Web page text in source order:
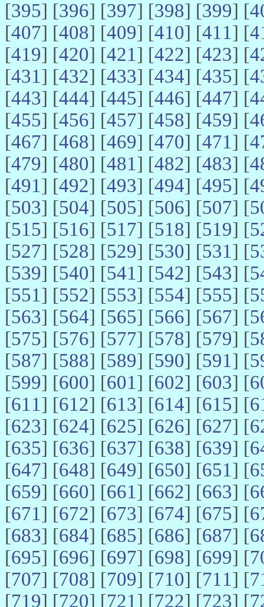
[395] [396] [397] [398] [399] [
[407] [408] [409] [410] [411] [
[419] [420] [421] [422] [423] [
[431] [432] [433] [434] [435] [
[443] [444] [445] [446] [447] [
[455] [456] [457] [458] [459] [
[467] [468] [469] [470] [471] [
[479] [480] [481] [482] [483] [
[491] [492] [493] [494] [495] [
[503] [504] [505] [506] [507] [
[515] [516] [517] [518] [519] [
[527] [528] [529] [530] [531] [
[539] [540] [541] [542] [543] [
[551] [552] [553] [554] [555] [
[563] [564] [565] [566] [567] [
[575] [576] [577] [578] [579] [
[587] [588] [589] [590] [591] [
[599] [600] [601] [602] [603] [
[611] [612] [613] [614] [615] [
[623] [624] [625] [626] [627] [
[635] [636] [637] [638] [639] [
[647] [648] [649] [650] [651] [
[659] [660] [661] [662] [663] [
[671] [672] [673] [674] [675] [
[683] [684] [685] [686] [687] [
[695] [696] [697] [698] [699] [
[707] [708] [709] [710] [711] [
[719] [720] [721] [722] [723] [